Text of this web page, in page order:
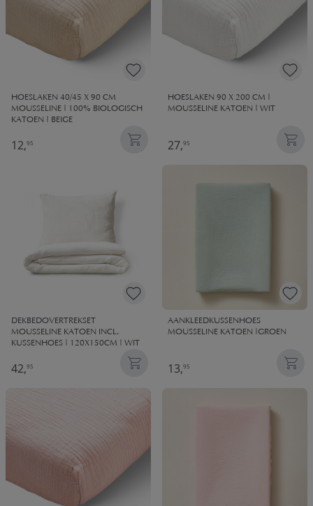
HOESLAKEN 40/45 X 90 CM
MOUSSELINE | 100% BIOLOGISCH
KATOEN | BEIGE
12,95
HOESLAKEN 90 X 200 CM |
MOUSSELINE KATOEN | WIT
27,95
DEKBEDOVERTREKSET
MOUSSELINE KATOEN INCL.
KUSSENHOES | 120X150CM | WIT
42,95
AANKLEEDKUSSENHOES
MOUSSELINE KATOEN |GROEN
13,95